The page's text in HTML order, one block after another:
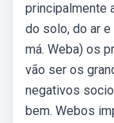
principalmente
do solo, do ar
má. Weba) os
vão ser os
negativos
bem. Webos